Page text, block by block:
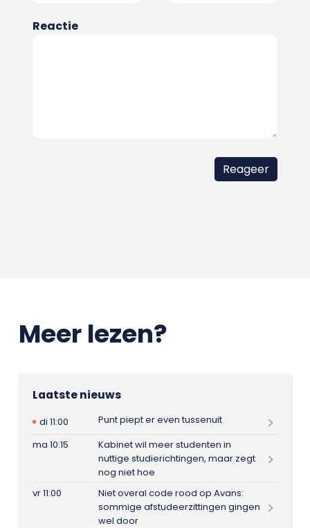
Reactie
Meer lezen?
Laatste nieuws
di 11:00
Punt piept er even tussenuit
ma 10:15
Kabinet wil meer studenten in
nuttige studierichtingen, maar zegt
nog niet hoe
vr 11:00
Niet overal code rood op Avans:
sommige afstudeerzittingen gingen
wel door